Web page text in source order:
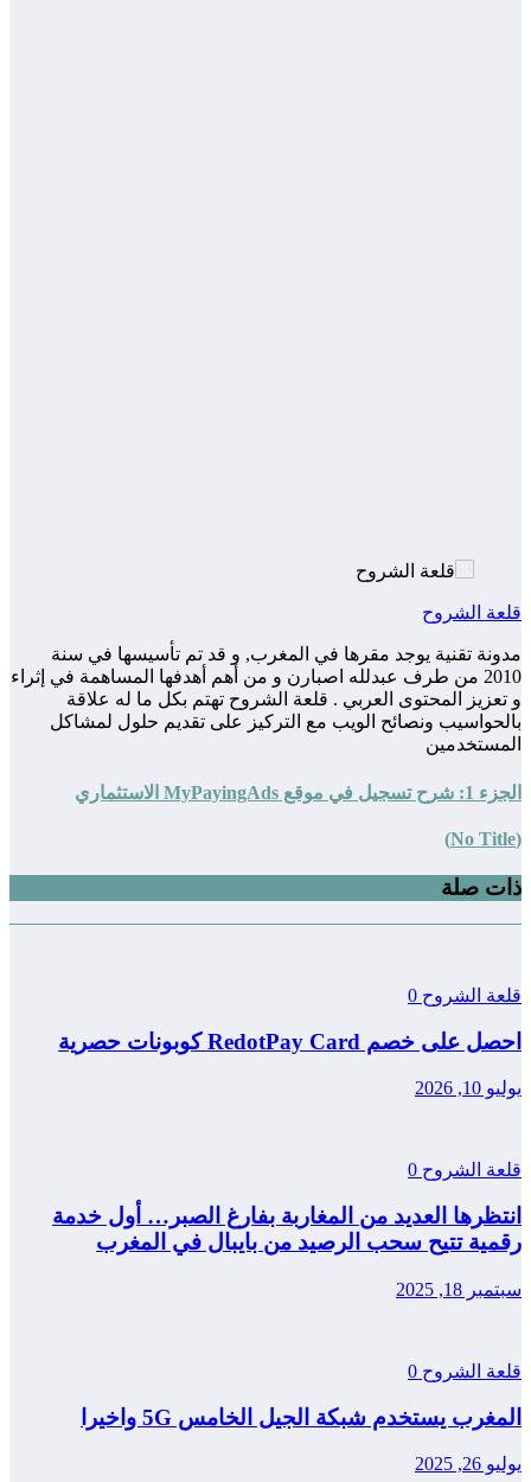
قلعة الشروح
مدونة تقنية يوجد مقرها في المغرب, و قد تم تأسيسها في سنة
2010 من طرف عبدلله اصبارن و من أهم أهدفها المساهمة في إثراء
و تعزيز المحتوى العربي . قلعة الشروح تهتم بكل ما له علاقة
بالحواسيب ونصائح الويب مع التركيز على تقديم حلول لمشاكل
المستخدمين
الجزء 1: شرح تسجيل في موقع MyPayingAds الاستثماري
(No Title)
ذات صلة
قلعة الشروح 0
احصل على خصم RedotPay Card كوبونات حصرية
يوليو 10, 2026
قلعة الشروح 0
انتظرها العديد من المغاربة بفارغ الصبر… أول خدمة
رقمية تتيح سحب الرصيد من بايبال في المغرب
سبتمبر 18, 2025
قلعة الشروح 0
المغرب يستخدم شبكة الجيل الخامس 5G واخيرا
يوليو 26, 2025